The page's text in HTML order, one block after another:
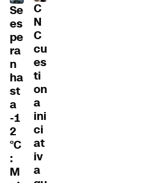
Se
es
pe
ra
n
ha
st
a
-1
2
°C
:
M
C
N
C
cu
es
ti
on
a
ini
ci
at
iv
a